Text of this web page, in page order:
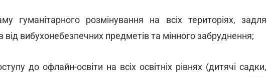
гуманітарного розмінування на всіх територіях, задля
від вибухонебезпечних предметів та мінного забруднення;
до офлайн-освіти на всіх освітніх рівнях (дитячі садки,